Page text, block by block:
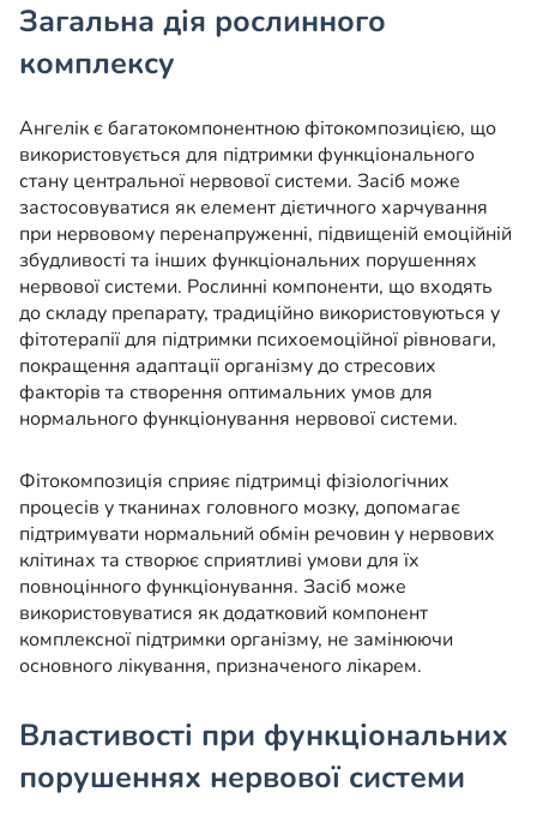
Загальна дія рослинного
комплексу
Ангелік є багатокомпонентною фітокомпозицією, що
використовується для підтримки функціонального
стану центральної нервової системи. Засіб може
застосовуватися як елемент дієтичного харчування
при нервовому перенапруженні, підвищеній емоційній
збудливості та інших функціональних порушеннях
нервової системи. Рослинні компоненти, що входять
до складу препарату, традиційно використовуються у
фітотерапії для підтримки психоемоційної рівноваги,
покращення адаптації організму до стресових
факторів та створення оптимальних умов для
нормального функціонування нервової системи.
Фітокомпозиція сприяє підтримці фізіологічних
процесів у тканинах головного мозку, допомагає
підтримувати нормальний обмін речовин у нервових
клітинах та створює сприятливі умови для їх
повноцінного функціонування. Засіб може
використовуватися як додатковий компонент
комплексної підтримки організму, не замінюючи
основного лікування, призначеного лікарем.
Властивості при функціональних
порушеннях нервової системи